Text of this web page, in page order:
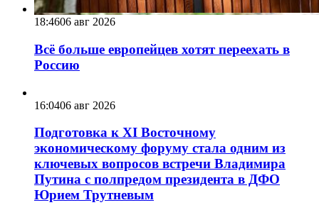
18:4606 авг 2026
Всё больше европейцев хотят переехать в
Россию
16:0406 авг 2026
Подготовка к XI Восточному
экономическому форуму стала одним из
ключевых вопросов встречи Владимира
Путина с полпредом президента в ДФО
Юрием Трутневым